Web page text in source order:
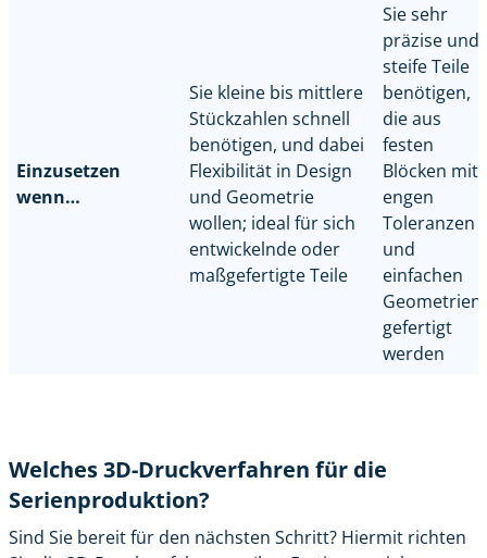
Einzusetzen
wenn…
Sie kleine bis mittlere
Stückzahlen schnell
benötigen, und dabei
Flexibilität in Design
und Geometrie
wollen; ideal für sich
entwickelnde oder
maßgefertigte Teile
Sie sehr
präzise und
steife Teile
benötigen,
die aus
festen
Blöcken mit
engen
Toleranzen
und
einfachen
Geometrien
gefertigt
werden
Welches 3D-Druckverfahren für die
Serienproduktion?
Sind Sie bereit für den nächsten Schritt? Hiermit richten